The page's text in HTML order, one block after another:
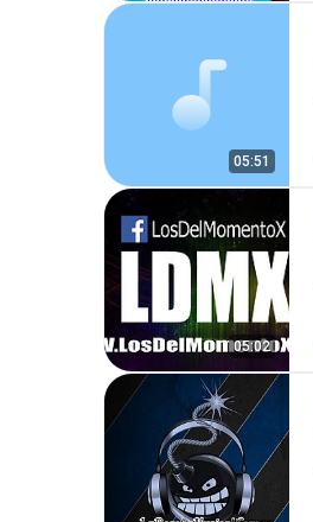
05:51
05:02